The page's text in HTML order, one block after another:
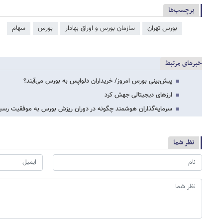
برچسب‌ها
بورس تهران سازمان بورس و اوراق بهادار بورس سهام
خبرهای مرتبط
پیش‌بینی بورس امروز/ خریداران دلواپس به بورس می‌آیند؟
ارزهای دیجیتالی جهش کرد
سرمایه‌گذاران هوشمند چگونه در دوران ریزش بورس به موفقیت
نظر شما